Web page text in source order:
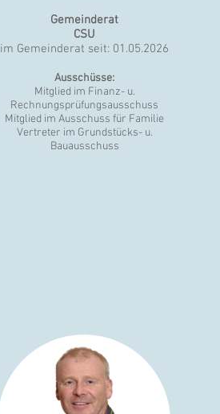
Gemeinderat
CSU
im Gemeinderat seit: 01.05.2026
Ausschüsse:
Mitglied im Finanz- u.
Rechnungsprüfungsausschuss
Mitglied im Ausschuss für Familie
Vertreter im Grundstücks- u.
Bauausschuss